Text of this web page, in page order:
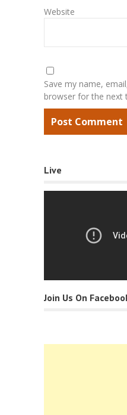
Website
Save my name,
browser for the next
Live
Join Us On